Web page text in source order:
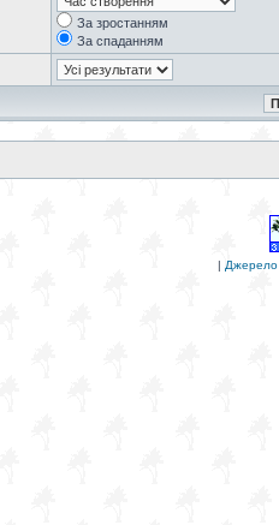
За зростанням
За спаданням
| Джерело